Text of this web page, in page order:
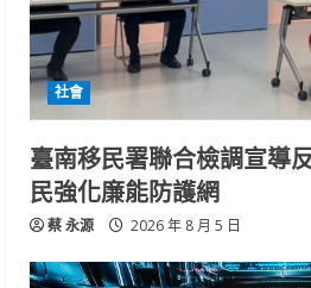
社會
臺南移民署聯合檢調宣導
民強化廉能防護網
蔡 永源 2026 年 8 月 5 日